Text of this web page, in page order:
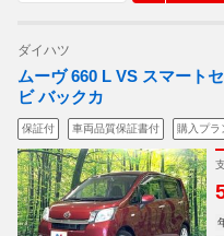
ダイハツ
ムーヴ 660 L VS スマート
ビ バックカ
保証付 車両品質保証書付 購入プラ